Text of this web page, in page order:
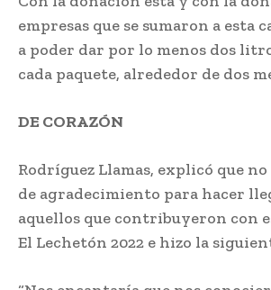
empresas que se sumaron a esta
a poder dar por lo menos dos
cada paquete, alrededor de dos
DE CORAZÓN
Rodríguez Llamas, explicó que
de agradecimiento para hacer
aquellos que contribuyeron con
El Lechetón 2022 e hizo la